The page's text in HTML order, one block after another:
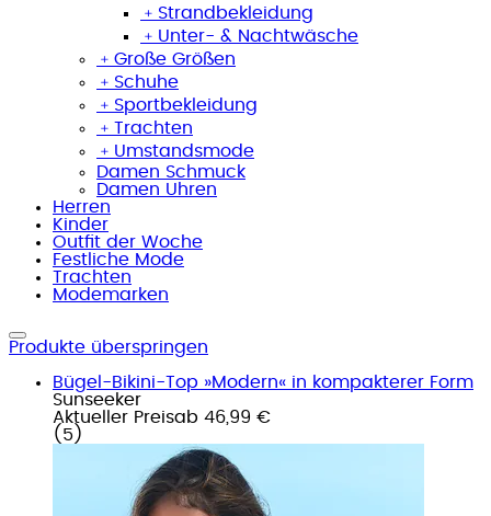
﹢ Strandbekleidung
﹢ Unter- & Nachtwäsche
﹢ Große Größen
﹢ Schuhe
﹢ Sportbekleidung
﹢ Trachten
﹢ Umstandsmode
Damen Schmuck
Damen Uhren
Herren
Kinder
Outfit der Woche
Festliche Mode
Trachten
Modemarken
Produkte überspringen
Bügel-Bikini-Top »Modern« in kompakterer Form
Sunseeker
Aktueller Preisab 46,99 €
( 5 )